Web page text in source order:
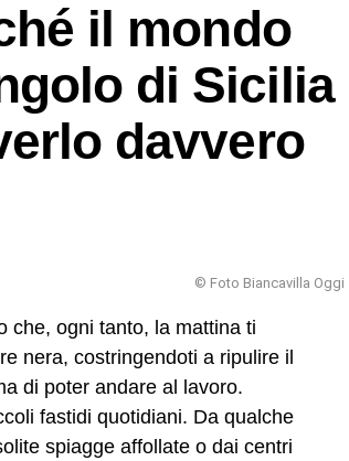
il mondo
di Sicilia
davvero
© Foto Biancavilla Oggi
che, ogni tanto, la mattina ti
nera, costringendoti a ripulire il
di poter andare al lavoro.
fastidi quotidiani. Da qualche
spiagge affollate o dai centri